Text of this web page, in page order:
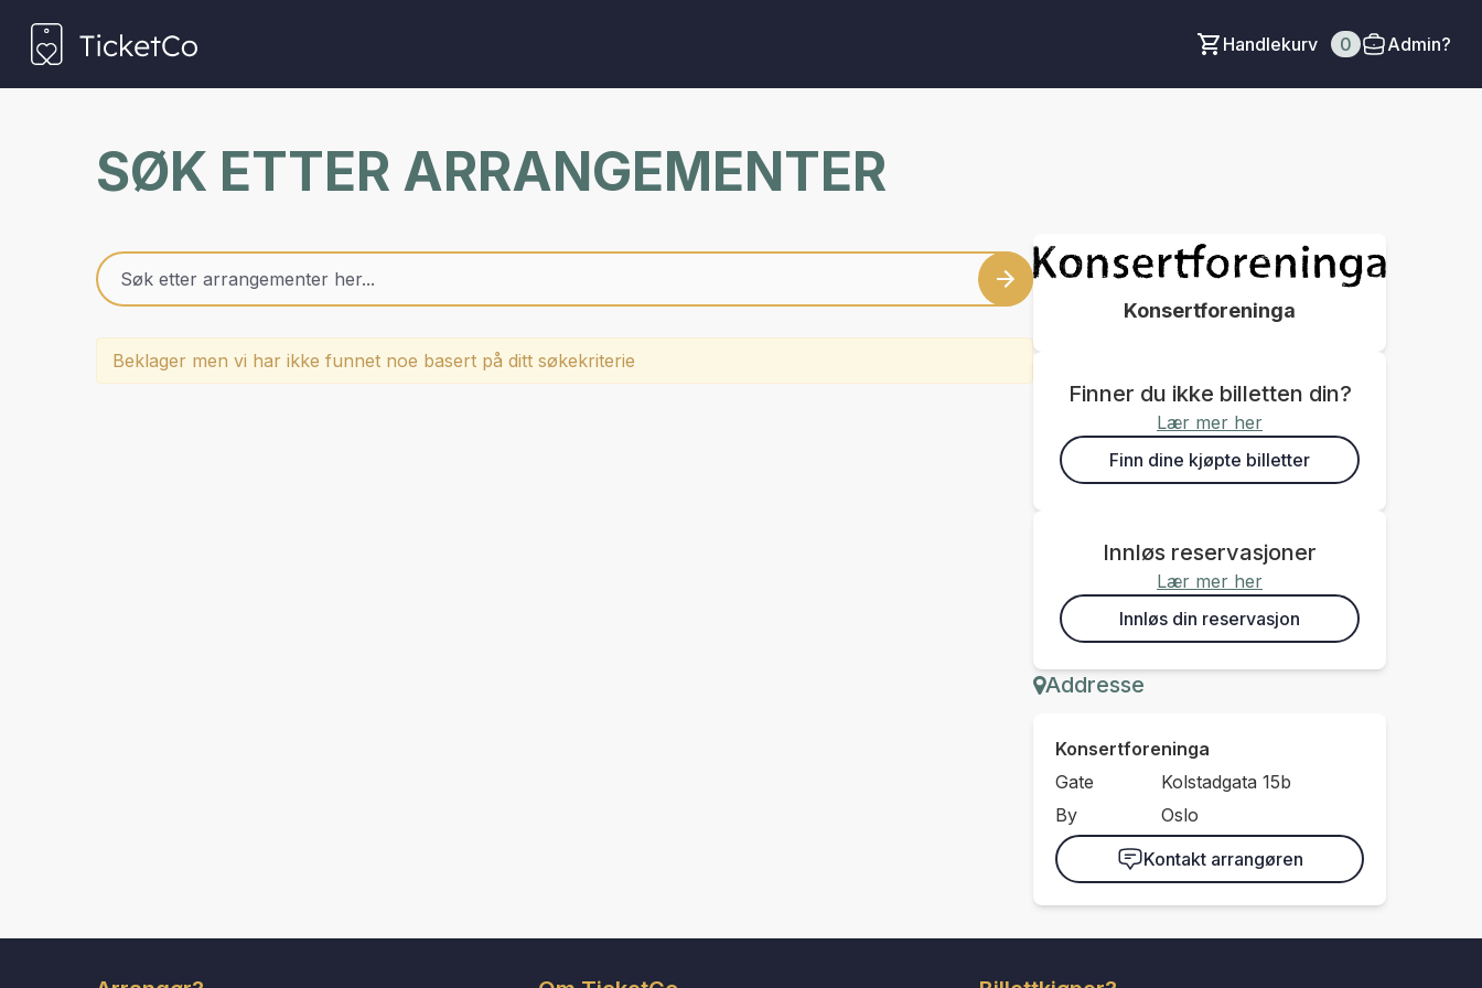
Handlekurv 0 Admin?
SØK ETTER ARRANGEMENTER
Beklager men vi har ikke funnet noe basert på ditt søkekriterie
Konsertforeninga
Finner du ikke billetten din?
Lær mer her
Finn dine kjøpte billetter
Innløs reservasjoner
Lær mer her
Innløs din reservasjon
Addresse
Konsertforeninga
Gate
Kolstadgata 15b
By
Oslo
Kontakt arrangøren